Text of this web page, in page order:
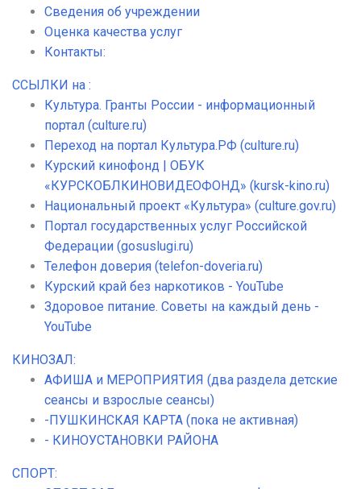
Сведения об учреждении
Оценка качества услуг
Контакты:
ССЫЛКИ на :
Культура. Гранты России - информационный
портал (culture.ru)
Переход на портал Культура.РФ (culture.ru)
Курский кинофонд | ОБУК
«КУРСКОБЛКИНОВИДЕОФОНД» (kursk-kino.ru)
Национальный проект «Культура» (culture.gov.ru)
Портал государственных услуг Российской
Федерации (gosuslugi.ru)
Телефон доверия (telefon-doveria.ru)
Курский край без наркотиков - YouTube
Здоровое питание. Советы на каждый день -
YouTube
КИНОЗАЛ:
АФИША и МЕРОПРИЯТИЯ (два раздела детские
сеансы и взрослые сеансы)
-ПУШКИНСКАЯ КАРТА (пока не активная)
- КИНОУСТАНОВКИ РАЙОНА
СПОРТ: